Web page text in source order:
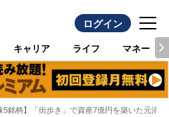
ログイン
キャリア ライフ マネー
5銘柄】「街歩き」で資産7億円を築いた元清